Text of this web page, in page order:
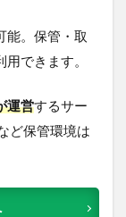
能。保管・取
できます。
運営するサー
ど保管環境は